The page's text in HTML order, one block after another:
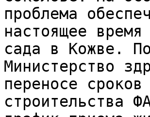
проблема
настоящее
сада в Кожве.
Министерство
переносе
строительства